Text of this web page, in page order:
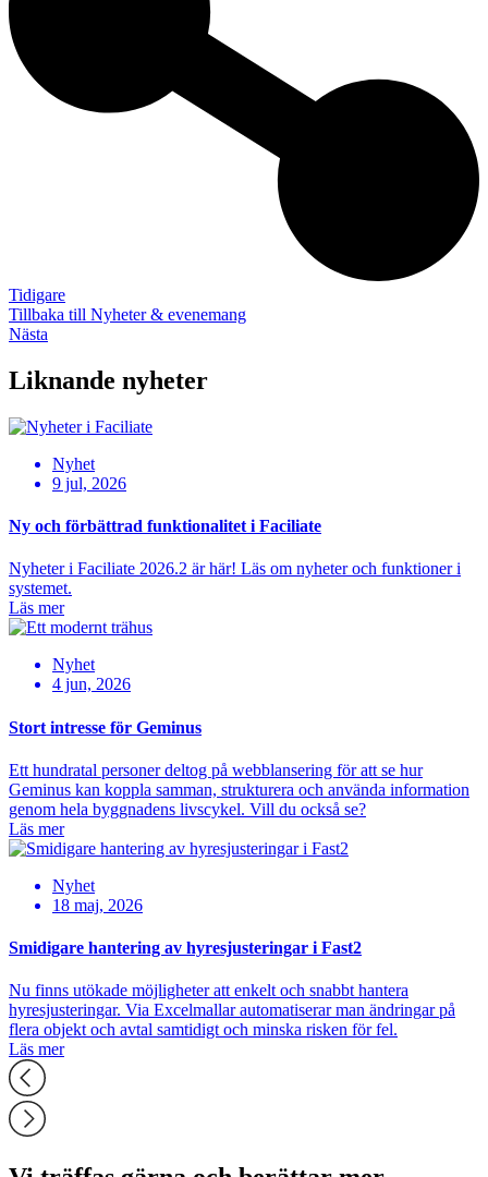
Tidigare
Tillbaka till Nyheter & evenemang
Nästa
Liknande nyheter
Nyhet
9 jul, 2026
Ny och förbättrad funktionalitet i Faciliate
Nyheter i Faciliate 2026.2 är här! Läs om nyheter och funktioner i
systemet.
Läs mer
Nyhet
4 jun, 2026
Stort intresse för Geminus
Ett hundratal personer deltog på webblansering för att se hur
Geminus kan koppla samman, strukturera och använda information
genom hela byggnadens livscykel. Vill du också se?
Läs mer
Nyhet
18 maj, 2026
Smidigare hantering av hyresjusteringar i Fast2
Nu finns utökade möjligheter att enkelt och snabbt hantera
hyresjusteringar. Via Excelmallar automatiserar man ändringar på
flera objekt och avtal samtidigt och minska risken för fel.
Läs mer